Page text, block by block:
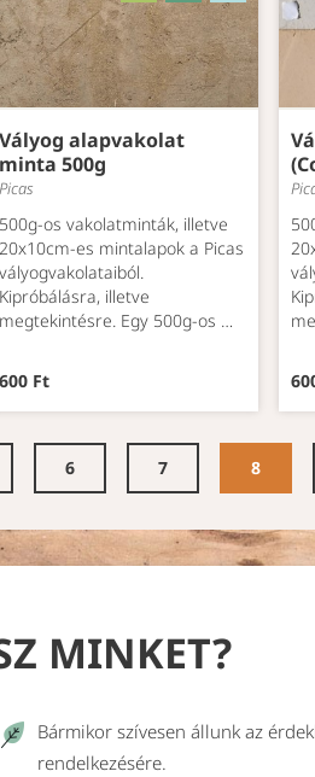
Vályog alapvakolat
minta 500g
Picas
500g-os vakolatminták, illetve
20x10cm-es mintalapok a Picas
vályogvakolataiból.
Kipróbálásra, illetve
megtekintésre. Egy 500g-os …
600 Ft
6 7 8
MINKET?
Bármikor szívesen állunk az
rendelkezésére.